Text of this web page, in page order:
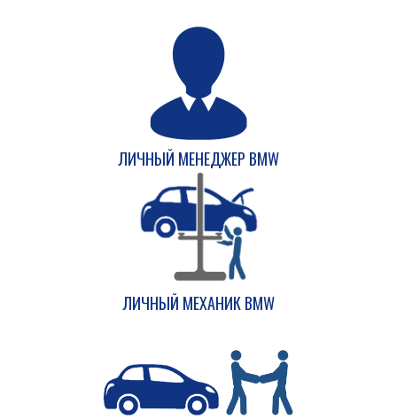
ЛИЧНЫЙ МЕНЕДЖЕР BMW
ЛИЧНЫЙ МЕХАНИК BMW